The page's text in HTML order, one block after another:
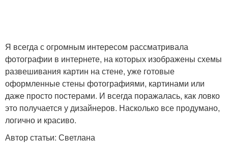
Я всегда с огромным интересом рассматривала
фотографии в интернете, на которых изображены схемы
развешивания картин на стене, уже готовые
оформленные стены фотографиями, картинами или
даже просто постерами. И всегда поражалась, как ловко
это получается у дизайнеров. Насколько все продумано,
логично и красиво.
Автор статьи: Светлана